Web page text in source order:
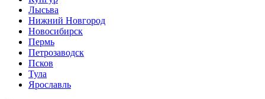
Лысьва
Нижний Новгород
Новосибирск
Пермь
Петрозаводск
Псков
Тула
Ярославль